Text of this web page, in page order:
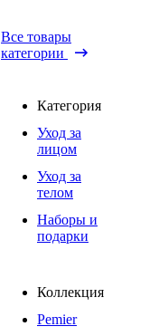
Все товары
категории
Категория
Уход за
лицом
Уход за
телом
Наборы и
подарки
Коллекция
Pemier